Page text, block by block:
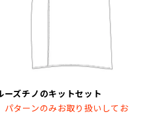
ズチノのキットセット
ターンのみお取り扱いしてお